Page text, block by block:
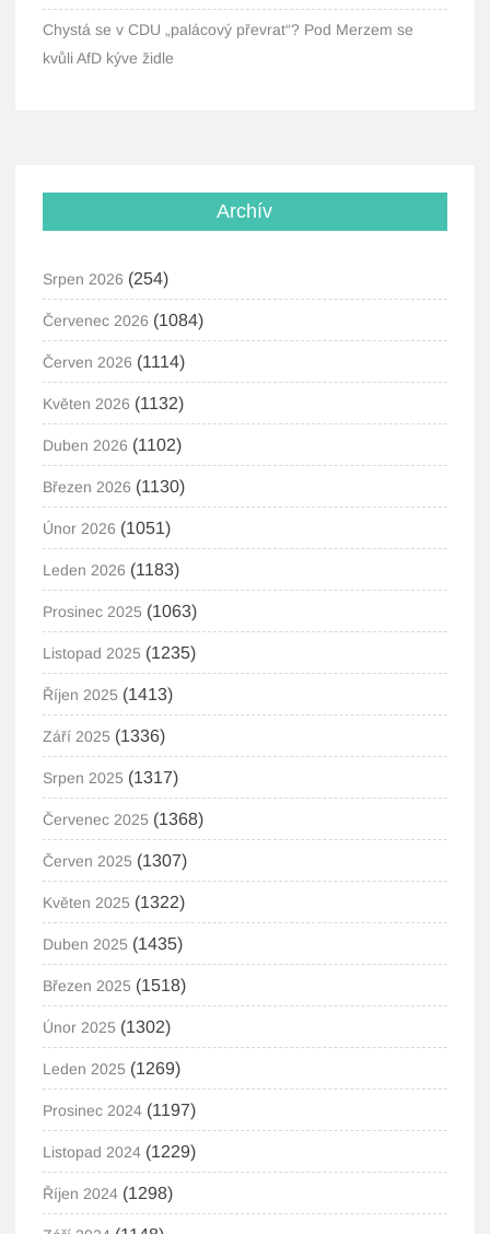
Chystá se v CDU „palácový převrat“? Pod Merzem se
kvůli AfD kýve židle
Archív
Srpen 2026 (254)
Červenec 2026 (1084)
Červen 2026 (1114)
Květen 2026 (1132)
Duben 2026 (1102)
Březen 2026 (1130)
Únor 2026 (1051)
Leden 2026 (1183)
Prosinec 2025 (1063)
Listopad 2025 (1235)
Říjen 2025 (1413)
Září 2025 (1336)
Srpen 2025 (1317)
Červenec 2025 (1368)
Červen 2025 (1307)
Květen 2025 (1322)
Duben 2025 (1435)
Březen 2025 (1518)
Únor 2025 (1302)
Leden 2025 (1269)
Prosinec 2024 (1197)
Listopad 2024 (1229)
Říjen 2024 (1298)